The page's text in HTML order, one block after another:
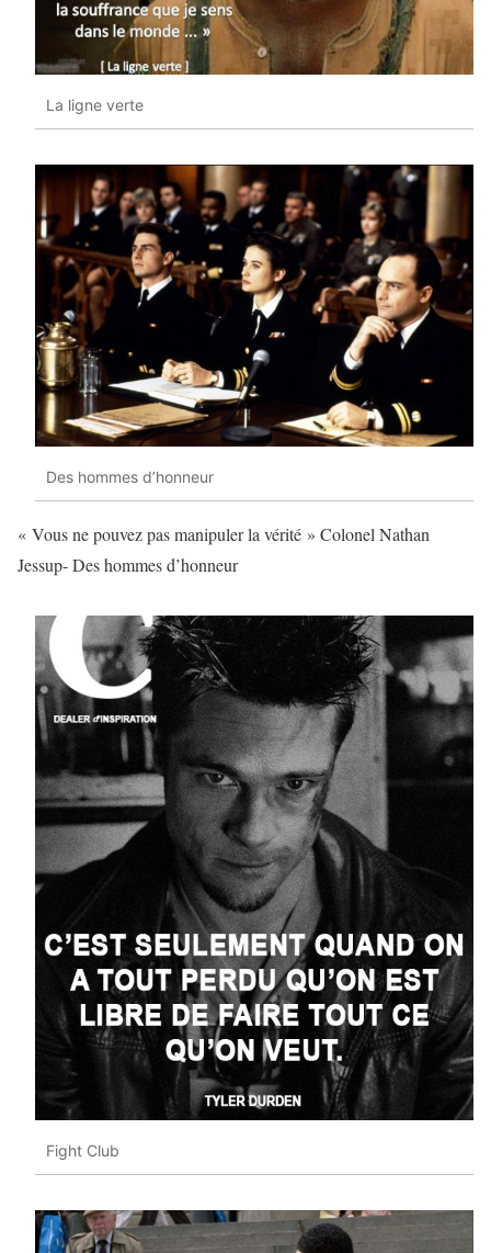
La ligne verte
Des hommes d’honneur
« Vous ne pouvez pas manipuler la vérité » Colonel Nathan
Jessup- Des hommes d’honneur
Fight Club